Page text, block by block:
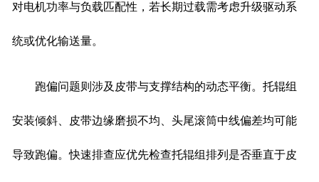
对电机功率与负载匹配性，若长期过载需考虑升级驱动系
统或优化输送量。
跑偏问题则涉及皮带与支撑结构的动态平衡。托辊组
安装倾斜、皮带边缘磨损不均、头尾滚筒中线偏差均可能
导致跑偏。快速排查应优先检查托辊组排列是否垂直于皮